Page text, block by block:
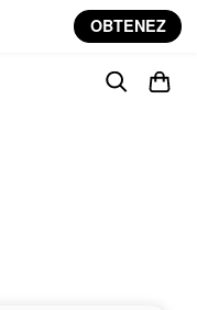
OBTENEZ